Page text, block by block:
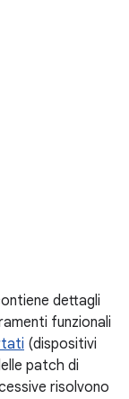
dettagli
funzionali
(dispositivi
patch di
risolvono